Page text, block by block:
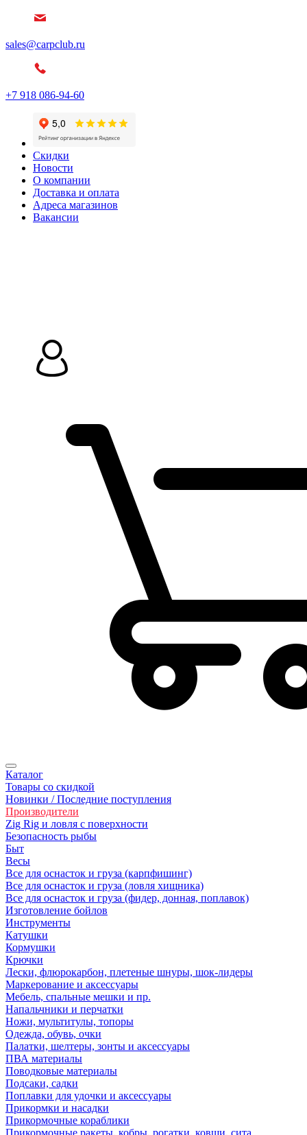
sales@carpclub.ru
+7 918 086-94-60
Скидки
Новости
О компании
Доставка и оплата
Адреса магазинов
Вакансии
Каталог
Товары со скидкой
Новинки / Последние поступления
Производители
Zig Rig и ловля с поверхности
Безoпасность рыбы
Быт
Весы
Все для оснасток и груза (карпфишинг)
Все для оснасток и груза (ловля хищника)
Все для оснасток и груза (фидер, донная, поплавок)
Изготовление бойлов
Инструменты
Катушки
Кормушки
Крючки
Лески, флюрокарбон, плетеные шнуры, шок-лидеры
Маркерование и аксессуары
Мебель, спальные мешки и пр.
Напальчники и перчатки
Ножи, мультитулы, топоры
Одежда, обувь, очки
Палатки, шелтеры, зонты и аксессуары
ПВА материалы
Поводковые материалы
Подсаки, садки
Поплавки для удочки и аксессуары
Прикормки и насадки
Прикормочные кораблики
Прикормочные ракеты, кобры, рогатки, ковши, сита